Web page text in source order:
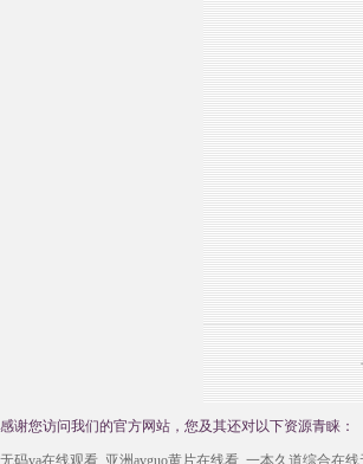
感谢您访问我们的官方网站，您及其还对以下资源青睐：
无码va在线观看_亚洲avguo黄片在线看_一本久道综合在